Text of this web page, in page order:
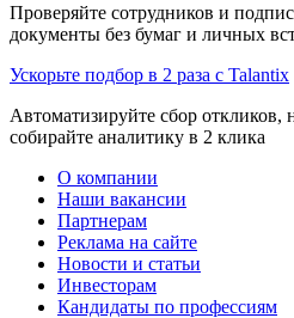
Проверяйте сотрудников и
документы без бумаг и личных
Ускорьте подбор в 2 раза с Talantix
Автоматизируйте сбор откликов,
собирайте аналитику в 2 клика
О компании
Наши вакансии
Партнерам
Реклама на сайте
Новости и статьи
Инвесторам
Кандидаты по профессиям